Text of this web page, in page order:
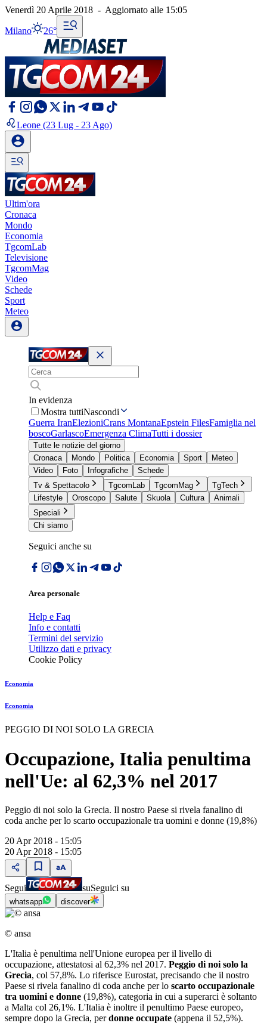
Venerdì 20 Aprile 2018 - Aggiornato alle 15:05
Milano 26°
Leone (23 Lug - 23 Ago)
Ultim'ora
Cronaca
Mondo
Economia
TgcomLab
Televisione
TgcomMag
Video
Schede
Sport
Meteo
In evidenza
Mostra tuttiNascondi
Guerra IranElezioniCrans MontanaEpstein FilesFamiglia nel
boscoGarlascoEmergenza ClimaTutti i dossier
Tutte le notizie del giorno
Cronaca
Mondo Politica Economia Sport
Meteo
Video
Foto Infografiche
Schede
Tv & Spettacolo
TgcomLab TgcomMag
TgTech
Lifestyle
Oroscopo Salute Skuola Cultura
Animali
Speciali
Chi siamo
Seguici anche su
Area personale
Help e Faq
Info e contatti
Termini del servizio
Utilizzo dati e privacy
Cookie Policy
Economia
Economia
PEGGIO DI NOI SOLO LA GRECIA
Occupazione, Italia penultima
nell'Ue: al 62,3% nel 2017
Peggio di noi solo la Grecia. Il nostro Paese si rivela fanalino di
coda anche per lo scarto occupazionale tra uomini e donne (19,8%)
20 Apr 2018 - 15:05
20 Apr 2018 - 15:05
Segui suSeguici su
whatsapp discover
© ansa
L'Italia è penultima nell'Unione europea per il livello di
occupazione, attestatosi al 62,3% nel 2017. Peggio di noi solo la
Grecia, col 57,8%. Lo riferisce Eurostat, precisando che il nostro
Paese si rivela fanalino di coda anche per lo scarto occupazionale
tra uomini e donne (19,8%), categoria in cui a superarci è soltanto
a Malta col 26,1%. L'Italia è inoltre il penultimo Paese europeo,
sempre dopo la Grecia, perdonne occupate (appena il 52,5%).